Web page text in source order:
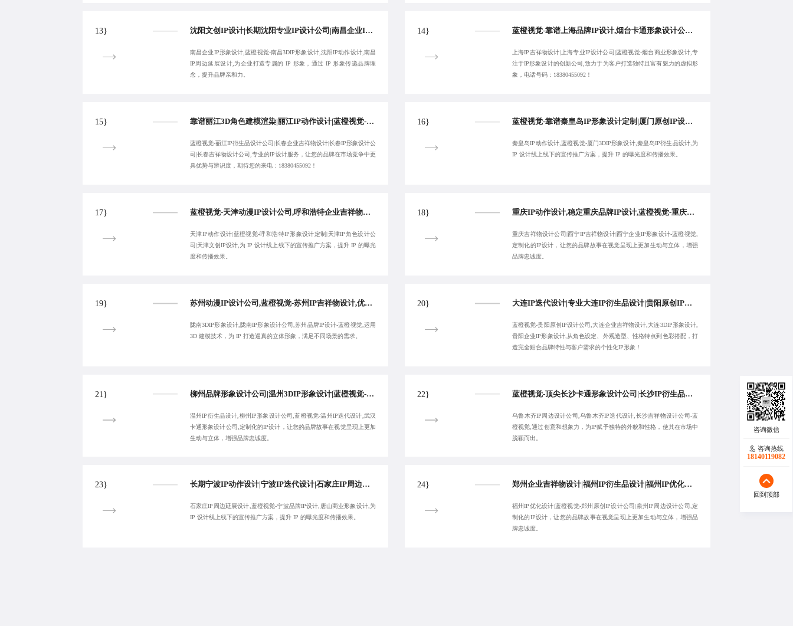
13} 沈阳文创IP设计|长期沈阳专业IP设计公司|南昌企业IP形象设计-蓝橙视觉
南昌企业IP形象设计,蓝橙视觉-南昌3DIP形象设计,沈阳IP动作设计,南昌
IP周边延展设计,为企业打造专属的 IP 形象，通过 IP 形象传递品牌理
念，提升品牌亲和力。
14} 蓝橙视觉-靠谱上海品牌IP设计,烟台卡通形象设计公司,上海IP吉祥物设计,上海专业IP设计公司-专注定制
上海IP吉祥物设计|上海专业IP设计公司|蓝橙视觉-烟台商业形象设计,专
注于IP形象设计的创新公司,致力于为客户打造独特且富有魅力的虚拟形
象，电话号码：18380455092！
15} 靠谱丽江3D角色建模渲染|丽江IP动作设计|蓝橙视觉-丽江IP衍生品设计公司-致力于合作共赢
蓝橙视觉-丽江IP衍生品设计公司|长春企业吉祥物设计|长春IP形象设计公
司|长春吉祥物设计公司,专业的IP设计服务，让您的品牌在市场竞争中更
具优势与辨识度，期待您的来电：18380455092！
16} 蓝橙视觉-靠谱秦皇岛IP形象设计定制|厦门原创IP设计公司|秦皇岛IP动作设计|厦门3DIP形象设计-值得您的信赖
秦皇岛IP动作设计,蓝橙视觉-厦门3DIP形象设计,秦皇岛IP衍生品设计,为
IP 设计线上线下的宣传推广方案，提升 IP 的曝光度和传播效果。
17} 蓝橙视觉-天津动漫IP设计公司,呼和浩特企业吉祥物设计,优选天津IP动作设计,呼和浩特IP形象设计定制-让客户省心
天津IP动作设计|蓝橙视觉-呼和浩特IP形象设计定制|天津IP角色设计公
司|天津文创IP设计,为 IP 设计线上线下的宣传推广方案，提升 IP 的曝光
度和传播效果。
18} 重庆IP动作设计,稳定重庆品牌IP设计,蓝橙视觉-重庆吉祥物设计公司,西宁IP吉祥物设计-10年经验
重庆吉祥物设计公司|西宁IP吉祥物设计|西宁企业IP形象设计-蓝橙视觉,
定制化的IP设计，让您的品牌故事在视觉呈现上更加生动与立体，增强
品牌忠诚度。
19} 苏州动漫IP设计公司,蓝橙视觉-苏州IP吉祥物设计,优选陇南3DIP形象设计,陇南IP形象设计公司-融合多元风格
陇南3DIP形象设计,陇南IP形象设计公司,苏州品牌IP设计-蓝橙视觉,运用
3D 建模技术，为 IP 打造逼真的立体形象，满足不同场景的需求。
20} 大连IP迭代设计|专业大连IP衍生品设计|贵阳原创IP设计公司|蓝橙视觉-大连企业吉祥物设计-致力于合作共赢
蓝橙视觉-贵阳原创IP设计公司,大连企业吉祥物设计,大连3DIP形象设计,
贵阳企业IP形象设计,从角色设定、外观造型、性格特点到色彩搭配，打
造完全贴合品牌特性与客户需求的个性化IP形象！
21} 柳州品牌形象设计公司|温州3DIP形象设计|蓝橙视觉-长期温州IP衍生品设计-彰显品牌个性:18380455092
温州IP衍生品设计,柳州IP形象设计公司,蓝橙视觉-温州IP迭代设计,武汉
卡通形象设计公司,定制化的IP设计，让您的品牌故事在视觉呈现上更加
生动与立体，增强品牌忠诚度。
22} 蓝橙视觉-顶尖长沙卡通形象设计公司|长沙IP衍生品设计公司|乌鲁木齐IP周边设计公司|乌鲁木齐IP迭代设计-品质交付
乌鲁木齐IP周边设计公司,乌鲁木齐IP迭代设计,长沙吉祥物设计公司-蓝
橙视觉,通过创意和想象力，为IP赋予独特的外貌和性格，使其在市场中
脱颖而出。
23} 长期宁波IP动作设计|宁波IP迭代设计|石家庄IP周边延展设计|蓝橙视觉-宁波品牌IP设计-客户满意为止
石家庄IP周边延展设计,蓝橙视觉-宁波品牌IP设计,唐山商业形象设计,为
IP 设计线上线下的宣传推广方案，提升 IP 的曝光度和传播效果。
24} 郑州企业吉祥物设计|福州IP衍生品设计|福州IP优化设计-蓝橙视觉-欢迎来电:18380455092
福州IP优化设计|蓝橙视觉-郑州原创IP设计公司|泉州IP周边设计公司,定
制化的IP设计，让您的品牌故事在视觉呈现上更加生动与立体，增强品
牌忠诚度。
咨询热线
18140119082
回到顶部